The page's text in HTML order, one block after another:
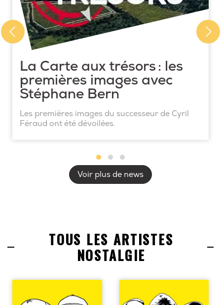
La Carte aux trésors : les
premières images avec
Stéphane Bern
Les premières images du successeur de Cyril
Féraud ont été dévoilées.
Voir plus de news
TOUS LES ARTISTES
NOSTALGIE